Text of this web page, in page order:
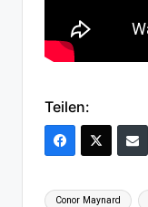
Teilen:
Tags:
Conor Maynard